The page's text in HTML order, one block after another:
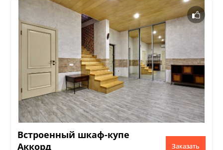
Встроенный шкаф-купе
Аккорд
Заказать